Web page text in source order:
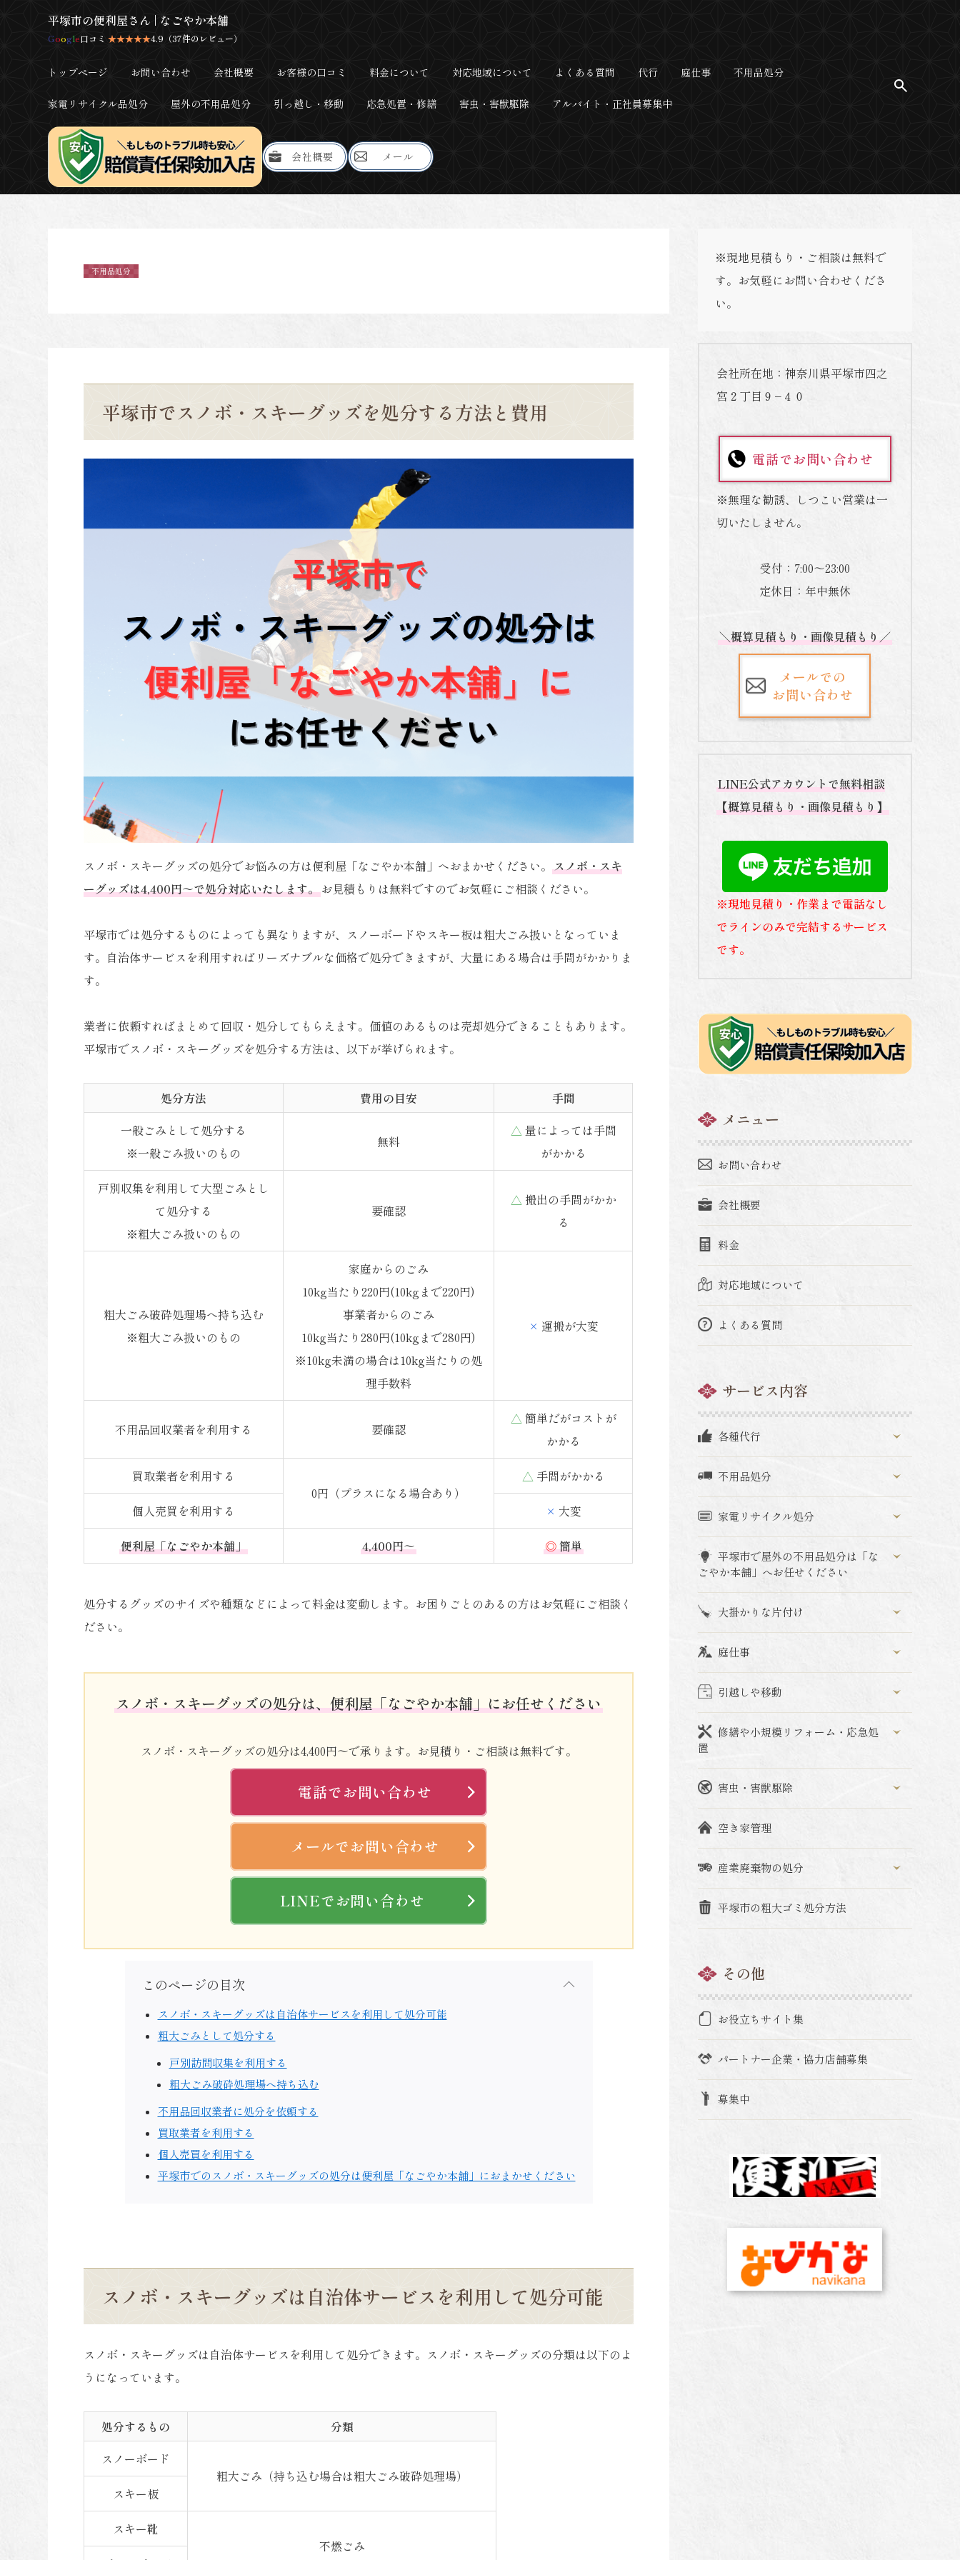
平塚市の便利屋さん | なごやか本舗
Google口コミ★★★★★4.9（37件のレビュー）
トップページ お問い合わせ 会社概要 お客様の口コミ 料金について 対応地域について よくある質問 代行 庭仕事 不用品処分
家電リサイクル品処分 屋外の不用品処分 引っ越し・移動 応急処置・修繕 害虫・害獣駆除 アルバイト・正社員募集中
会社概要 メール
不用品処分
平塚市でスノボ・スキーグッズを処分する方法と費用
スノボ・スキーグッズの処分でお悩みの方は便利屋「なごやか本舗」へおまかせください。スノボ・スキ
ーグッズは4,400円～で処分対応いたします。お見積もりは無料ですのでお気軽にご相談ください。
平塚市では処分するものによっても異なりますが、スノーボードやスキー板は粗大ごみ扱いとなっていま
す。自治体サービスを利用すればリーズナブルな価格で処分できますが、大量にある場合は手間がかかりま
す。
業者に依頼すればまとめて回収・処分してもらえます。価値のあるものは売却処分できることもあります。
平塚市でスノボ・スキーグッズを処分する方法は、以下が挙げられます。
処分方法 費用の目安
手間
一般ごみとして処分する
※一般ごみ扱いのもの
無料
△ 量によっては手間
がかかる
戸別収集を利用して大型ごみとし
て処分する
※粗大ごみ扱いのもの
要確認
△ 搬出の手間がかか
る
粗大ごみ破砕処理場へ持ち込む
※粗大ごみ扱いのもの
家庭からのごみ
10kg当たり220円(10kgまで220円)
事業者からのごみ
10kg当たり280円(10kgまで280円)
※10kg未満の場合は10kg当たりの処
理手数料
× 運搬が大変
不用品回収業者を利用する 要確認
△ 簡単だがコストが
かかる
買取業者を利用する
0円（プラスになる場合あり）
△ 手間がかかる
個人売買を利用する × 大変
便利屋「なごやか本舗」 4,400円～ ◎簡単
処分するグッズのサイズや種類などによって料金は変動します。お困りごとのあるの方はお気軽にご相談く
ださい。
スノボ・スキーグッズの処分は、便利屋「なごやか本舗」にお任せください
スノボ・スキーグッズの処分は4,400円～で承ります。お見積り・ご相談は無料です。
電話でお問い合わせ
メールでお問い合わせ
LINEでお問い合わせ
このページの目次
スノボ・スキーグッズは自治体サービスを利用して処分可能
粗大ごみとして処分する
戸別訪問収集を利用する
粗大ごみ破砕処理場へ持ち込む
不用品回収業者に処分を依頼する
買取業者を利用する
個人売買を利用する
平塚市でのスノボ・スキーグッズの処分は便利屋「なごやか本舗」におまかせください
スノボ・スキーグッズは自治体サービスを利用して処分可能
スノボ・スキーグッズは自治体サービスを利用して処分できます。スノボ・スキーグッズの分類は以下のよ
うになっています。
処分するもの
分類
スノーボード
粗大ごみ（持ち込む場合は粗大ごみ破砕処理場）
スキー板
スキー靴
不燃ごみ
※現地見積もり・ご相談は無料で
す。お気軽にお問い合わせくださ
い。
会社所在地：神奈川県平塚市四之
宮２丁目９−４０
電話でお問い合わせ
※無理な勧誘、しつこい営業は一
切いたしません。
受付：7:00～23:00
定休日：年中無休
＼概算見積もり・画像見積もり／
メールでの
お問い合わせ
LINE公式アカウントで無料相談
【概算見積もり・画像見積もり】
※現地見積り・作業まで電話なし
でラインのみで完結するサービス
です。
メニュー
お問い合わせ
会社概要
料金
対応地域について
よくある質問
サービス内容
各種代行
不用品処分
家電リサイクル処分
平塚市で屋外の不用品処分は「な
ごやか本舗」へお任せください
大掛かりな片付け
庭仕事
引越しや移動
修繕や小規模リフォーム・応急処
置
害虫・害獣駆除
空き家管理
産業廃棄物の処分
平塚市の粗大ゴミ処分方法
その他
お役立ちサイト集
パートナー企業・協力店舗募集
募集中